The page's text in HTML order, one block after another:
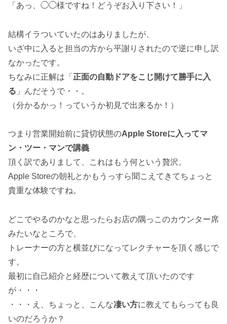
「あっ、◯◯様ですね！どうぞお入り下さい！」
結構イラついていたのはありましたが、
いざ中に入ると担当の方から平謝りされたので逆に申し訳
なかったです。
ちなみに正解は「 正面の自動ドアをこじ開けて勝手に入
る 」んだそうで・・。
（分かるかっ！っていうか初見で出来るか！）
つまり営業開始前に貸切状態のApple Storeに入ってマ
ン・ツー・マンで講義
頂く訳でありまして、これはもう何という贅沢。
Apple Storeの朝礼とかもうっすら聞こえてきてちょっと
貴重な体験ですね。
どこでやるのかなと思ったらお店の隅っこのカウンター席
みたいなところで、
トレーナーの方と横並びになってレクチャーを頂く感じで
す。
最初に自己紹介と経歴について教えて頂いたのです
が・・・
・・・え、ちょっと、こんな凄い方に教えてもらっても良
いのだろうか？